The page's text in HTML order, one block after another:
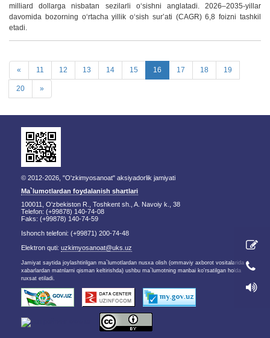
milliard dollarga nisbatan sezilarli oʻsishni anglatadi. 2026–2035-yillar
davomida bozorning oʻrtacha yillik oʻsish surʼati (CAGR) 6,8 foizni tashkil
etadi.
« 11 12 13 14 15 16 17 18 19
20 »
© 2012-2026, "O'zkimyosanoat" aksiyadorlik jamiyati
Ma`lumotlardan foydalanish shartlari
100011, O'zbekiston R., Toshkent sh., A. Navoiy k., 38
Telefon: (+99878) 140-74-08
Faks: (+99878) 140-74-59
Ishonch telefoni: (+99871) 200-74-48
Elektron quti: uzkimyosanoat@uks.uz
Jamiyat saytida joylashtirilgan ma`lumotlardan nusxa olish (ommaviy axborot vositalarida
xabarlardan matnlarni qisman keltirishda) ushbu ma`lumotning manbai ko'rsatilgan holda
ruxsat etiladi.